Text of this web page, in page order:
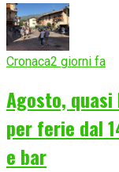
Cronaca2 giorni fa
Agosto,
per ferie dal
e bar